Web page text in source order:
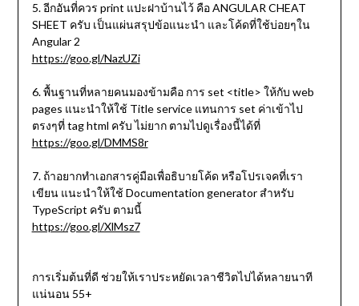
5. อีกอันที่ควร print แปะฝาบ้านไว้ คือ ANGULAR CHEAT
SHEET ครับ เป็นแผ่นสรุปข้อแนะนำ และโค้ดที่ใช้บ่อยๆใน
Angular 2
https://goo.gl/NazUZi
6. พื้นฐานที่หลายคนมองข้ามคือ การ set <title> ให้กับ web
pages แนะนำให้ใช้ Title service แทนการ set ค่าเข้าไป
ตรงๆที่ tag html ครับ ไม่ยาก ตามไปดูเรื่องนี้ได้ที่
https://goo.gl/DMMS8r
7. ถ้าอยากทำเอกสารคู่มือเพื่อธิบายโค้ด หรือโปรเจคที่เรา
เขียน แนะนำให้ใช้ Documentation generator สำหรับ
TypeScript ครับ ตามนี้
https://goo.gl/XlMsz7
การเริ่มต้นที่ดี ช่วยให้เราประหยัดเวลาชีวิตไปได้หลายนาที
แน่นอน 55+